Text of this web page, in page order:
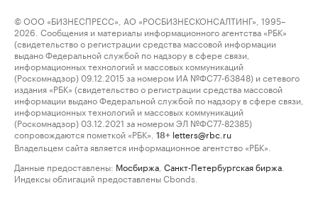
© ООО «БИЗНЕСПРЕСС», АО «РОСБИЗНЕСКОНСАЛТИНГ», 1995–
2026. Сообщения и материалы информационного агентства «РБК»
(свидетельство о регистрации средства массовой информации
выдано Федеральной службой по надзору в сфере связи,
информационных технологий и массовых коммуникаций
(Роскомнадзор) 09.12.2015 за номером ИА №ФС77-63848) и сетевого
издания «РБК» (свидетельство о регистрации средства массовой
информации выдано Федеральной службой по надзору в сфере связи,
информационных технологий и массовых коммуникаций
(Роскомнадзор) 03.12.2021 за номером ЭЛ №ФС77-82385)
сопровождаются пометкой «РБК».
18+ letters@rbc.ru
Владельцем сайта является информационное агентство «РБК».
Данные предоставлены: Мосбиржа Санкт-Петербургская биржа
Индексы облигаций предоставлены Cbonds.